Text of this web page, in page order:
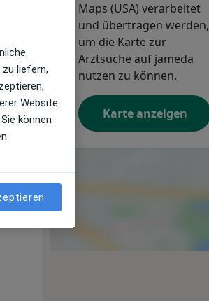
Maps (USA) verarbeitet
und übertragen werden,
um die Karte zur
Arztsuche auf jameda
nutzen zu können.
Karte anzeigen
liefern,
Website
können